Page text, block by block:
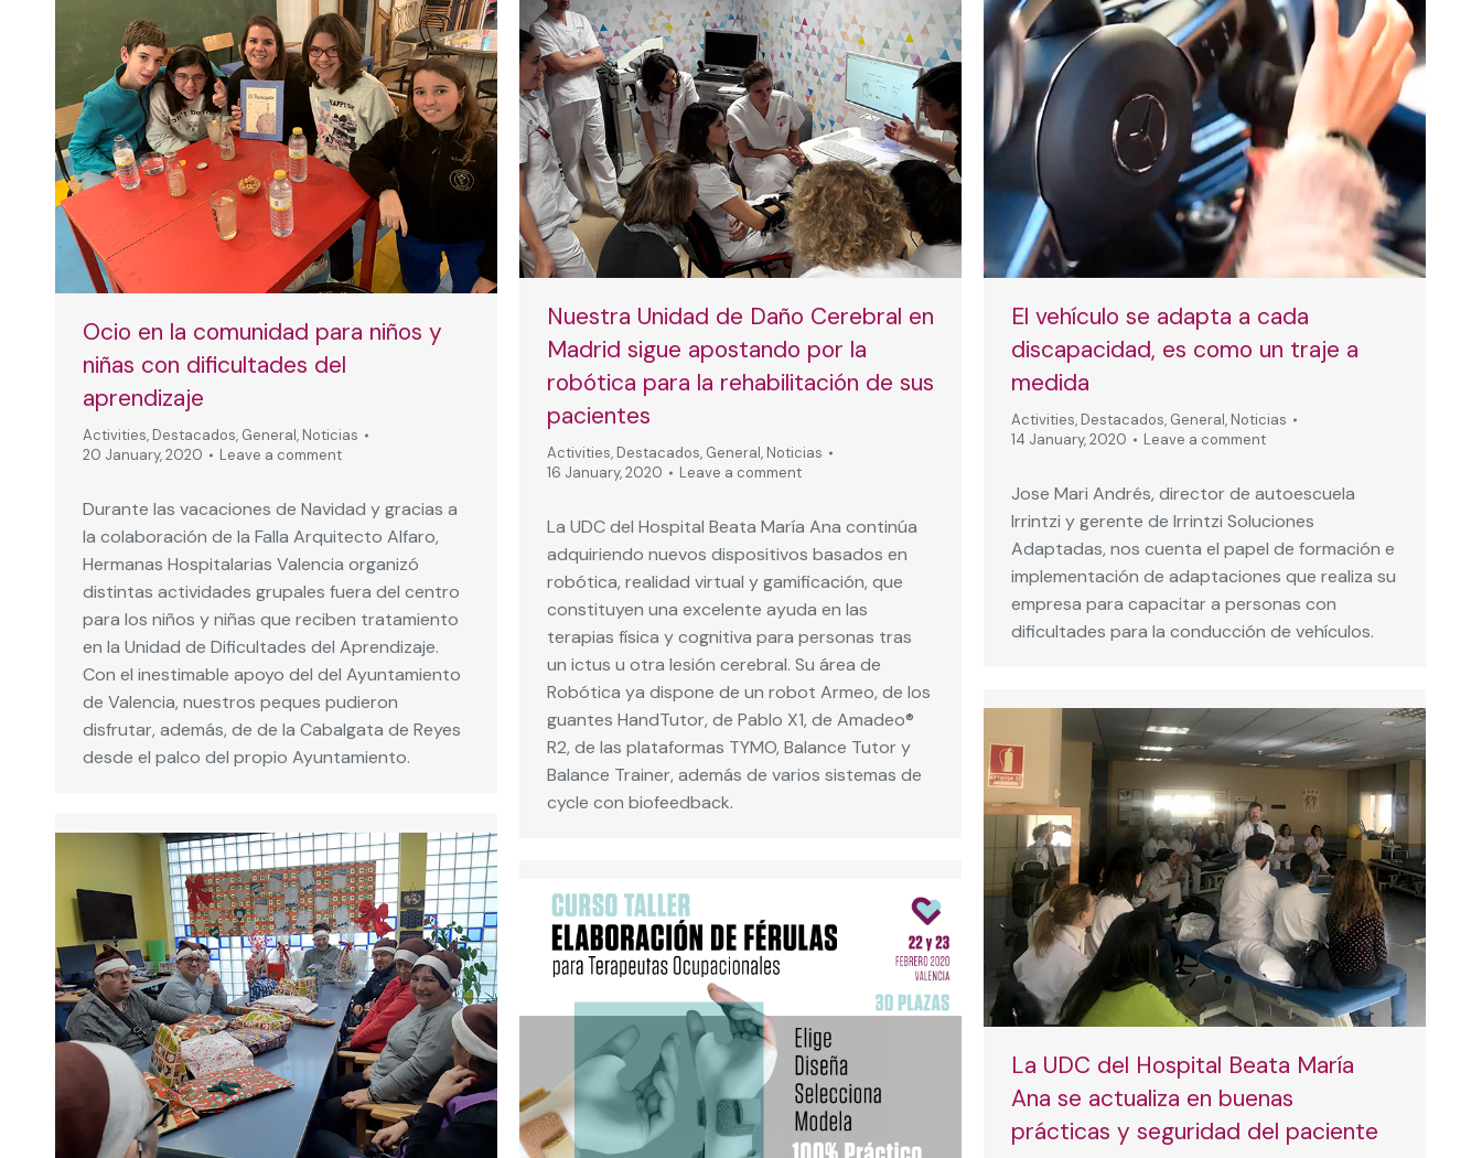
Ocio en la comunidad para niños y
niñas con dificultades del
aprendizaje
Activities, Destacados, General, Noticias
20 January, 2020
Leave a comment
Durante las vacaciones de Navidad y gracias a
la colaboración de la Falla Arquitecto Alfaro,
Hermanas Hospitalarias Valencia organizó
distintas actividades grupales fuera del centro
para los niños y niñas que reciben tratamiento
en la Unidad de Dificultades del Aprendizaje.
Con el inestimable apoyo del del Ayuntamiento
de Valencia, nuestros peques pudieron
disfrutar, además, de de la Cabalgata de Reyes
desde el palco del propio Ayuntamiento.
Nuestra Unidad de Daño Cerebral en
Madrid sigue apostando por la
robótica para la rehabilitación de sus
pacientes
Activities, Destacados, General, Noticias
16 January, 2020
Leave a comment
La UDC del Hospital Beata María Ana continúa
adquiriendo nuevos dispositivos basados en
robótica, realidad virtual y gamificación, que
constituyen una excelente ayuda en las
terapias física y cognitiva para personas tras
un ictus u otra lesión cerebral. Su área de
Robótica ya dispone de un robot Armeo, de los
guantes HandTutor, de Pablo X1, de Amadeo®
R2, de las plataformas TYMO, Balance Tutor y
Balance Trainer, además de varios sistemas de
cycle con biofeedback.
El vehículo se adapta a cada
discapacidad, es como un traje a
medida
Activities, Destacados, General, Noticias
14 January, 2020
Leave a comment
Jose Mari Andrés, director de autoescuela
Irrintzi y gerente de Irrintzi Soluciones
Adaptadas, nos cuenta el papel de formación e
implementación de adaptaciones que realiza su
empresa para capacitar a personas con
dificultades para la conducción de vehículos.
La UDC del Hospital Beata María
Ana se actualiza en buenas
prácticas y seguridad del paciente